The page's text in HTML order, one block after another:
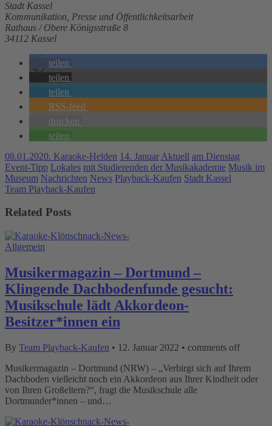
Stadt Kassel
Kommunikation, Presse und Öffentlichkeitsarbeit
Rathaus / Obere Königsstraße 8
34112 Kassel
teilen
teilen
teilen
RSS-feed
drucken
teilen
08.01.2020. Karaoke-Helden 14. Januar Aktuell am Dienstag
Event-Tipp Lokales mit Studierenden der Musikakademie Musik im
Museum Nachrichten News Playback-Kaufen Stadt Kassel
Team Playback-Kaufen
Related Posts
Allgemein
Musikermagazin – Dortmund –
Klingende Dachbodenfunde gesucht:
Musikschule lädt Akkordeon-
Besitzer*innen ein
By Team Playback-Kaufen • 12. Januar 2022 • comments off
Musikermagazin – Dortmund (NRW) – „Verbirgt sich auf Ihrem
Dachboden vielleicht noch ein Akkordeon aus Ihrer Kindheit oder
von Ihren Großeltern?“, fragt die Musikschule alle
Dortmunder*innen – und…